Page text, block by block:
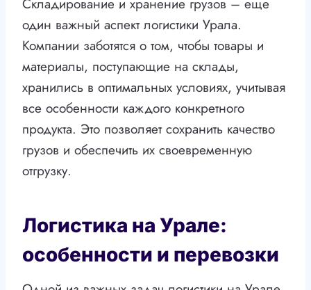
Складирование и хранение грузов – еще
один важный аспект логистики Урала.
Компании заботятся о том, чтобы товары и
материалы, поступающие на склады,
хранились в оптимальных условиях, учитывая
все особенности каждого конкретного
продукта. Это позволяет сохранить качество
грузов и обеспечить их своевременную
отгрузку.
Логистика на Урале:
особенности и перевозки